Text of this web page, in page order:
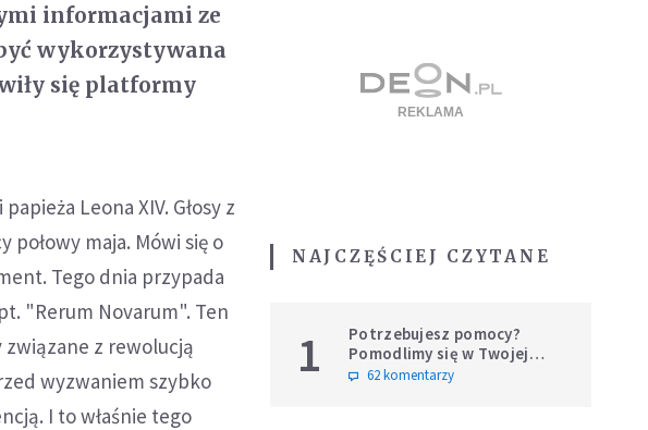
informacjami ze
wykorzystywana
się platformy
Leona XIV. Głosy z
połowy maja. Mówi się o
Tego dnia przypada
"Rerum Novarum". Ten
związane z rewolucją
wyzwaniem szybko
I to właśnie tego
NAJCZĘŚCIEJ CZYTANE
1
Potrzebujesz pomocy?
Pomodlimy się w Twojej
intencji
62 komentarzy